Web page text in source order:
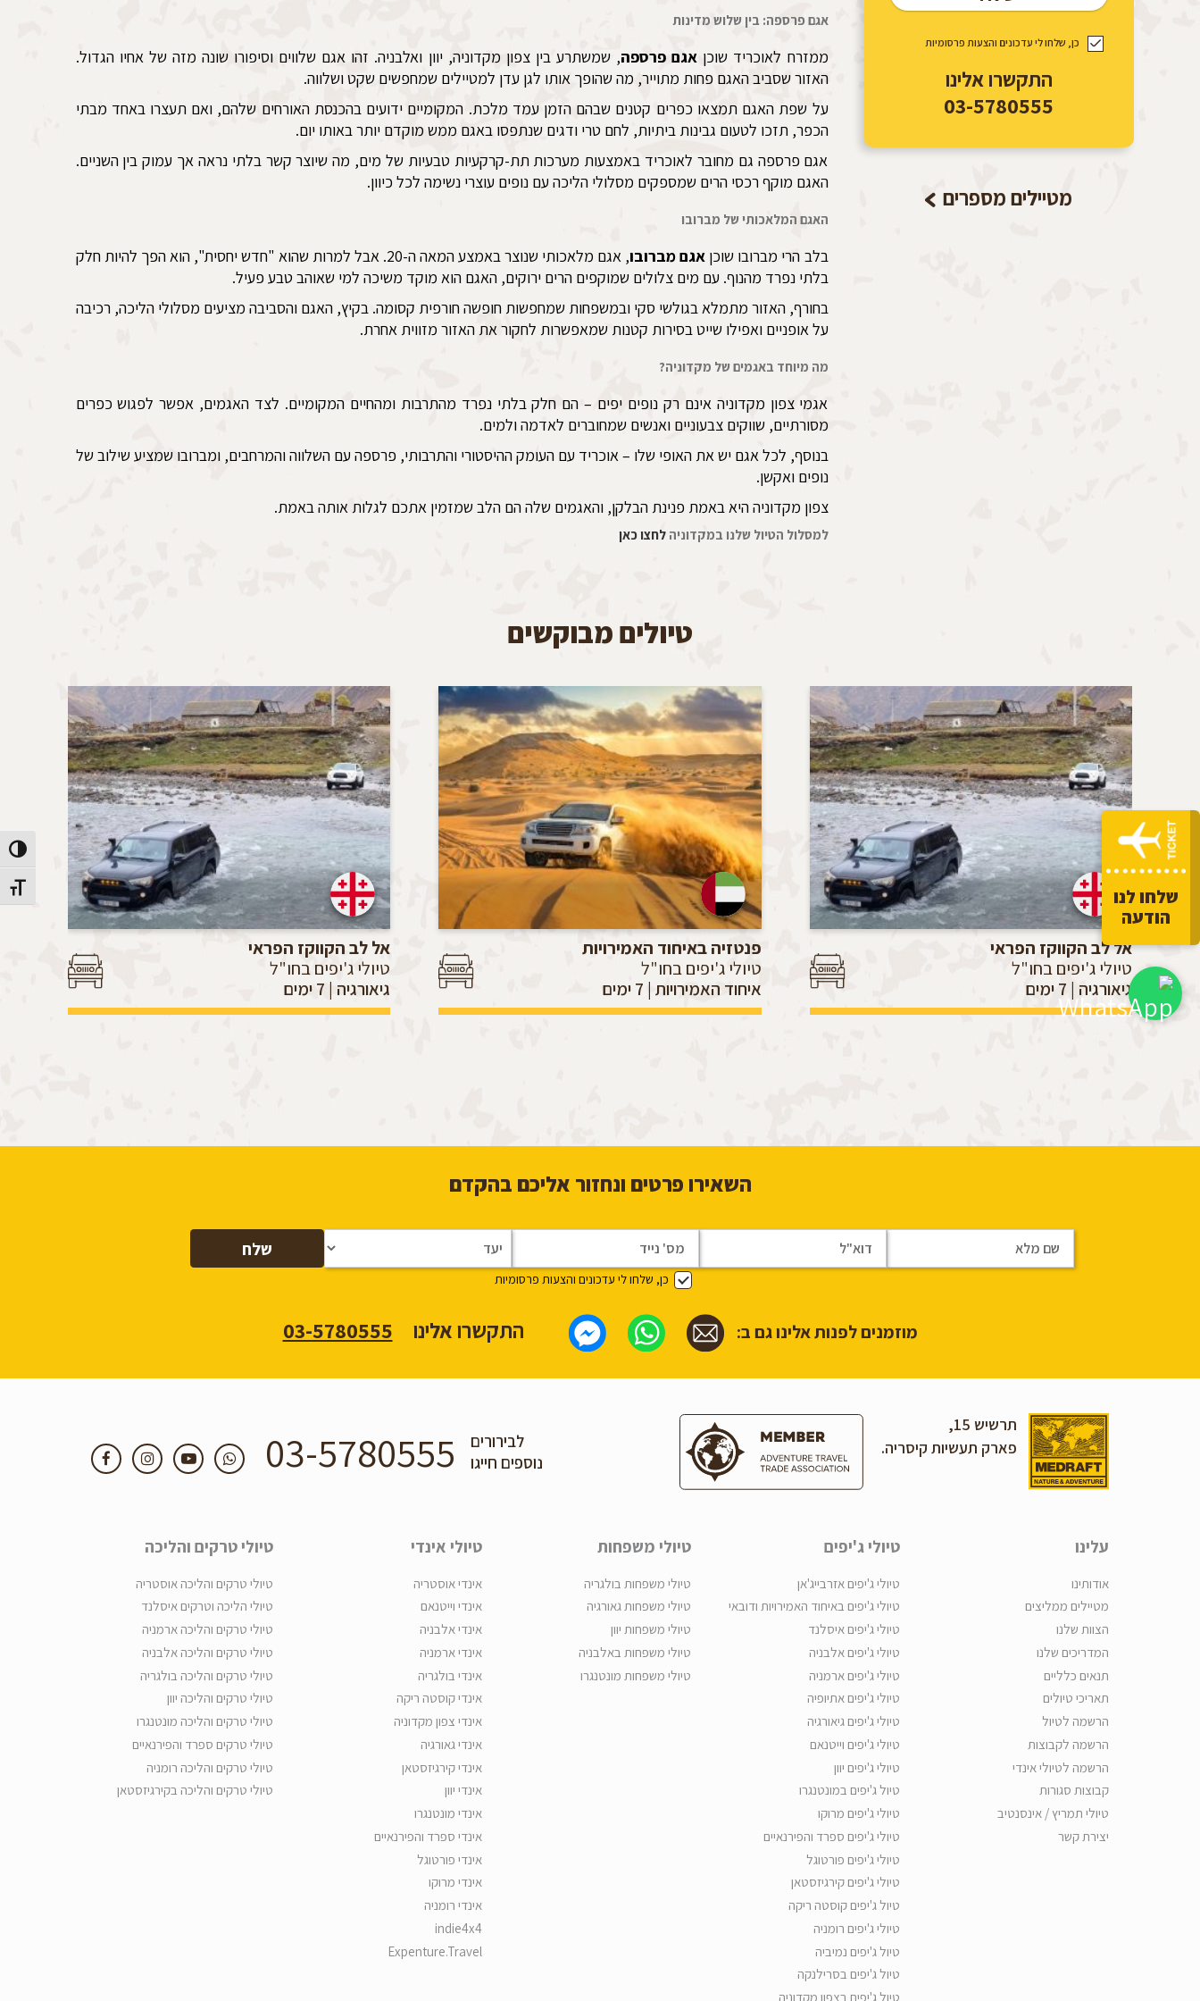
מתג
שלחו לנו
הודעה
כן, שלחו לי עדכונים והצעות פרסומיות
התקשרו אלינו
03-5780555
מטיילים מספרים
אגם פרספה: בין שלוש מדינות
ממזרח לאוכריד שוכן אגם פרספה, שמשתרע בין צפון מקדוניה, יוון ואלבניה. זהו אגם שלווים וסיפורו שונה מזה של אחיו הגדול.
האזור שסביב האגם פחות מתוייר, מה שהופך אותו לגן עדן למטיילים שמחפשים שקט ושלווה.
על שפת האגם תמצאו כפרים קטנים שבהם הזמן עמד מלכת. המקומיים ידועים בהכנסת האורחים שלהם, ואם תעצרו באחד מבתי
הכפר, תזכו לטעום גבינות ביתיות, לחם טרי ודגים שנתפסו באגם ממש מוקדם יותר באותו יום.
אגם פרספה גם מחובר לאוכריד באמצעות מערכות תת-קרקעיות טבעיות של מים, מה שיוצר קשר בלתי נראה אך עמוק בין השניים.
האגם מוקף רכסי הרים שמספקים מסלולי הליכה עם נופים עוצרי נשימה לכל כיוון.
האגם המלאכותי של מברובו
בלב הרי מברובו שוכן אגם מברובו
, אגם מלאכותי שנוצר באמצע המאה ה-20. אבל למרות שהוא "חדש יחסית", הוא הפך להיות חלק
בלתי נפרד מהנוף. עם מים צלולים שמוקפים הרים ירוקים, האגם הוא מוקד משיכה למי שאוהב טבע פעיל.
בחורף, האזור מתמלא בגולשי סקי ובמשפחות שמחפשות חופשה חורפית קסומה. בקיץ, האגם והסביבה מציעים מסלולי הליכה, רכיבה
על אופניים ואפילו שייט בסירות קטנות שמאפשרות לחקור את האזור מזווית אחרת.
מה מיוחד באגמים של מקדוניה?
אגמי צפון מקדוניה אינם רק נופים יפים – הם חלק בלתי נפרד מהתרבות ומהחיים המקומיים. לצד האגמים, אפשר לפגוש כפרים
מסורתיים, שווקים צבעוניים ואנשים שמחוברים לאדמה ולמים.
בנוסף, לכל אגם יש את האופי שלו – אוכריד עם העומק ההיסטורי והתרבותי, פרספה עם השלווה והמרחבים, ומברובו שמציע שילוב של
נופים ואקשן.
צפון מקדוניה היא באמת פנינת הבלקן, והאגמים שלה הם הלב שמזמין אתכם לגלות אותה באמת.
למסלול הטיול שלנו במקדוניהלחצו כאן
טיולים מבוקשים
אל לב הקווקז הפראי
טיולי ג'יפים בחו"ל
גיאורגיה | 7 ימים
פנטזיה באיחוד האמירויות
טיולי ג'יפים בחו"ל
איחוד האמירויות | 7 ימים
אל לב הקווקז הפראי
טיולי ג'יפים בחו"ל
גיאורגיה | 7 ימים
השאירו פרטים ונחזור אליכם בהקדם
כן, שלחו לי עדכונים והצעות פרסומיות
מוזמנים לפנות אלינו גם ב: התקשרו אלינו 03-5780555
תרשיש 15,
פארק תעשיות קיסריה.
לבירורים
נוספים חייגו
03-5780555
עלינו
אודותינו
מטיילים ממליצים
הצוות שלנו
המדריכים שלנו
תנאים כלליים
תאריכי טיולים
הרשמה לטיול
הרשמה לקבוצות
הרשמה לטיולי אינדי
קבוצות סגורות
טיולי תמריץ / אינסנטיב
יצירת קשר
טיולי ג'יפים
טיולי ג'יפים אזרבייג'אן
טיולי ג'יפים באיחוד האמירויות ודובאי
טיולי ג'יפים איסלנד
טיולי ג'יפים אלבניה
טיולי ג'יפים ארמניה
טיולי ג'יפים אתיופיה
טיולי ג'יפים גיאורגיה
טיולי ג'יפים וייטנאם
טיולי ג'יפים יוון
טיול ג'יפים במונטנגרו
טיולי ג'יפים מרוקו
טיולי ג'יפים ספרד והפירנאיים
טיולי ג'יפים פורטוגל
טיולי ג'יפים קירגיזסטאן
טיול ג'יפים קוסטה ריקה
טיולי ג'יפים רומניה
טיול ג'יפים נמיביה
טיול ג'יפים בסרילנקה
טיול ג'יפים בצפון מקדוניה
טיולי משפחות
טיולי משפחות בולגריה
טיולי משפחות גאורגיה
טיולי משפחות יוון
טיולי משפחות באלבניה
טיולי משפחות מונטנגרו
טיולי אינדי
אינדי אוסטריה
אינדי וייטנאם
אינדי אלבניה
אינדי ארמניה
אינדי בולגריה
אינדי קוסטה ריקה
אינדי צפון מקדוניה
אינדי גאורגיה
אינדי קירגיזסטאן
אינדי יוון
אינדי מונטנגרו
אינדי ספרד והפירנאיים
אינדי פורטוגל
אינדי מרוקו
אינדי רומניה
indie4x4
Expenture.Travel
טיולי טרקים והליכה
טיולי טרקים והליכה אוסטריה
טיולי הליכה וטרקים איסלנד
טיולי טרקים והליכה ארמניה
טיולי טרקים והליכה אלבניה
טיולי טרקים והליכה בולגריה
טיולי טרקים והליכה יוון
טיולי טרקים והליכה מונטנגרו
טיולי טרקים ספרד והפירנאיים
טיולי טרקים והליכה רומניה
טיולי טרקים והליכה בקירגיזסטאן